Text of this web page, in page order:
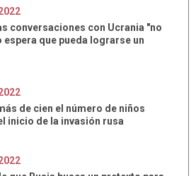
conversaciones con Ucrania "no
espera que pueda lograrse un
de cien el número de niños
inicio de la invasión rusa